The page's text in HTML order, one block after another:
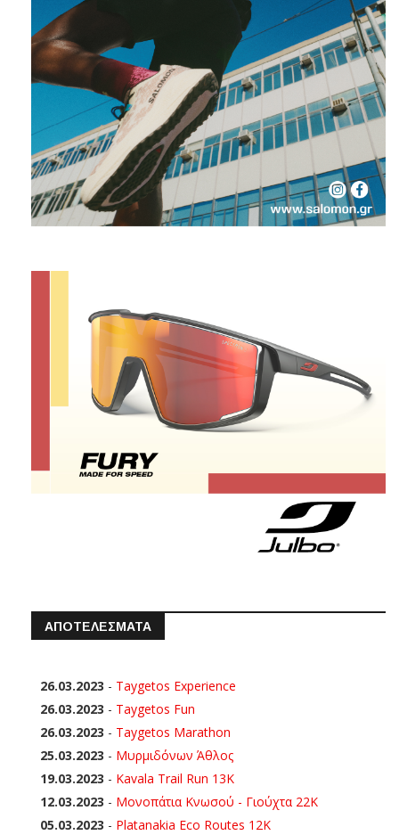
ΑΠΟΤΕΛΕΣΜΑΤΑ
26.03.2023 - Taygetos Experience
26.03.2023 - Taygetos Fun
26.03.2023 - Taygetos Marathon
25.03.2023 - Μυρμιδόνων Άθλος
19.03.2023 - Kavala Trail Run 13K
12.03.2023 - Μονοπάτια Κνωσού - Γιούχτα 22Κ
05.03.2023 - Platanakia Eco Routes 12K